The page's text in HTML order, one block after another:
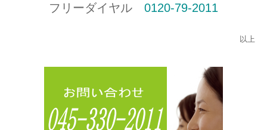
フリーダイヤル 0120-79-2011
以上